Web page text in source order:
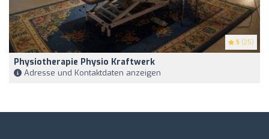
5 (25)
Physiotherapie Physio Kraftwerk
Adresse und Kontaktdaten anzeigen